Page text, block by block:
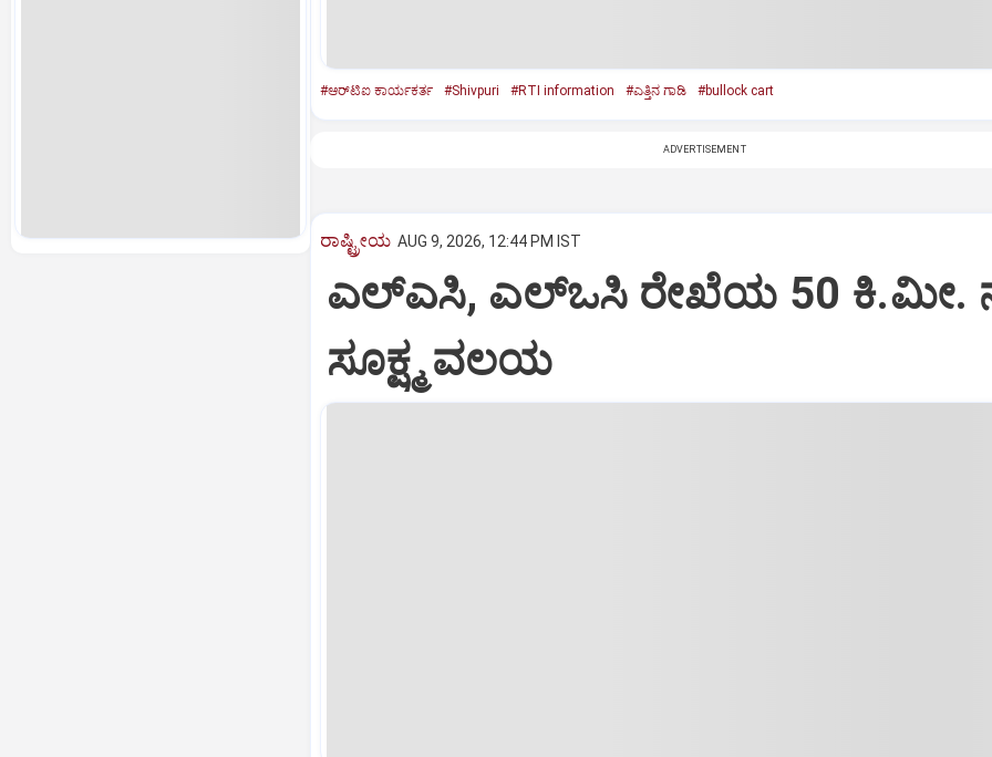
#ಆರ್‌ಟಿಐ ಕಾರ್ಯಕರ್ತ #Shivpuri #RTI information #ಎತ್ತಿನ ಗಾಡಿ #bullock cart
ADVERTISEMENT
ರಾಷ್ಟ್ರೀಯ AUG 9, 2026, 12:44 PM IST
ಎಲ್‌ಎಸಿ, ಎಲ್‌ಒಸಿ ರೇಖೆಯ 50 ಕಿ.ಮೀ.
ಸೂಕ್ಷ್ಮ ವಲಯ